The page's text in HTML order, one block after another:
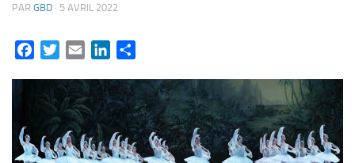
PAR GBD · 5 AVRIL 2022
FacebookTwitterEmail LinkedIn